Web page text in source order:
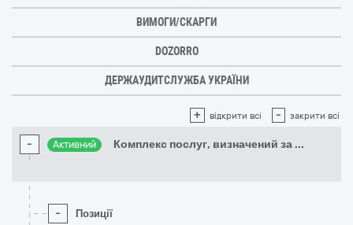
ВИМОГИ/СКАРГИ
DOZORRO
ДЕРЖАУДИТСЛУЖБА УКРАЇНИ
+ відкрити всі - закрити всі
- Активний Комплекс послуг, визначений за ...
- Позиції